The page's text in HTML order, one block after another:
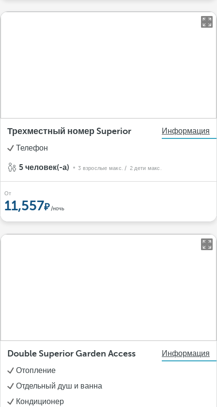
Трехместный номер Superior
Информация
Телефон
5 человек(-а) 3 взрослые макс. / 2 дети макс.
От
11,557 /ночь
Double Superior Garden Access
Информация
Отопление
Отдельный душ и ванна
Кондиционер